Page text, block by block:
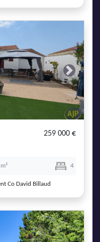
Next
259 000 €
4
Co David Billaud